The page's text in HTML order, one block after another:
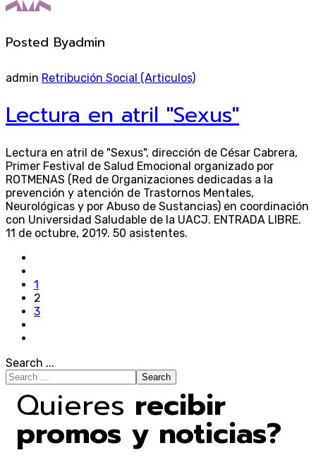
Posted Byadmin
admin Retribución Social (Articulos)
Lectura en atril "Sexus"
Lectura en atril de "Sexus", dirección de César Cabrera,
Primer Festival de Salud Emocional organizado por
ROTMENAS (Red de Organizaciones dedicadas a la
prevención y atención de Trastornos Mentales,
Neurológicas y por Abuso de Sustancias) en coordinación
con Universidad Saludable de la UACJ. ENTRADA LIBRE.
11 de octubre, 2019. 50 asistentes.
1
2
3
Search ...
Search
Quieres recibir
promos y noticias?